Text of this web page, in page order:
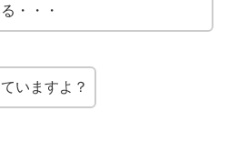
・・・
いますよ？